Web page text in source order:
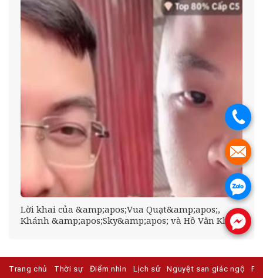
Lời khai của &amp;apos;Vua Quạt&amp;apos;,
Khánh &amp;apos;Sky&amp;apos; và Hồ Văn Khoa
Trang chủ Thời sự Điểm nhìn Lịch sử Nguyệt san giác ngộ
.
.
.
.